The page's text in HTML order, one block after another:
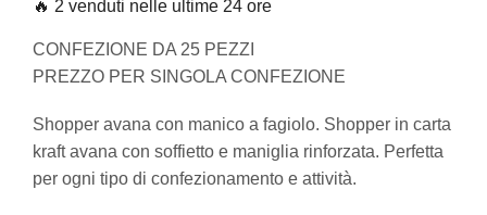
🔥 2 venduti nelle ultime 24 ore
CONFEZIONE DA 25 PEZZI
PREZZO PER SINGOLA CONFEZIONE
Shopper avana con manico a fagiolo. Shopper in carta
kraft avana con soffietto e maniglia rinforzata. Perfetta
per ogni tipo di confezionamento e attività.